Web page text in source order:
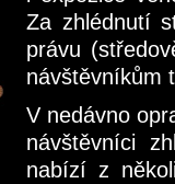
Za zhlédnutí
právu
návštěvníkům
V nedávno
návštěvníci
nabízí z
Kontaktujte
nás